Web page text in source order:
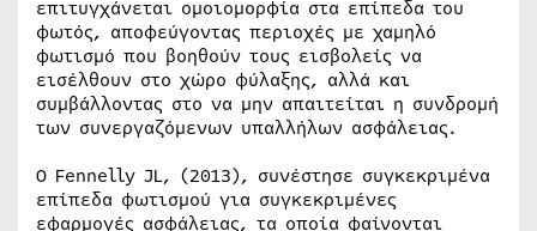
επιτυγχάνεται ομοιομορφία στα επίπεδα του
φωτός, αποφεύγοντας περιοχές με χαμηλό
φωτισμό που βοηθούν τους εισβολείς να
εισέλθουν στο χώρο φύλαξης, αλλά και
συμβάλλοντας στο να μην απαιτείται η συνδρομή
των συνεργαζόμενων υπαλλήλων ασφάλειας.
Ο Fennelly JL, (2013), συνέστησε συγκεκριμένα
επίπεδα φωτισμού για συγκεκριμένες
εφαρμογές ασφάλειας, τα οποία φαίνονται